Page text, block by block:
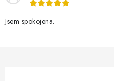
Jsem spokojena.